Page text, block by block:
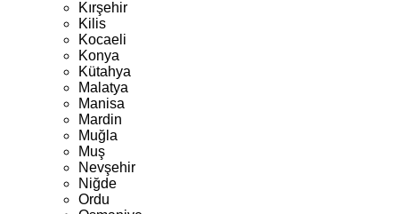
Kırşehir
Kilis
Kocaeli
Konya
Kütahya
Malatya
Manisa
Mardin
Muğla
Muş
Nevşehir
Niğde
Ordu